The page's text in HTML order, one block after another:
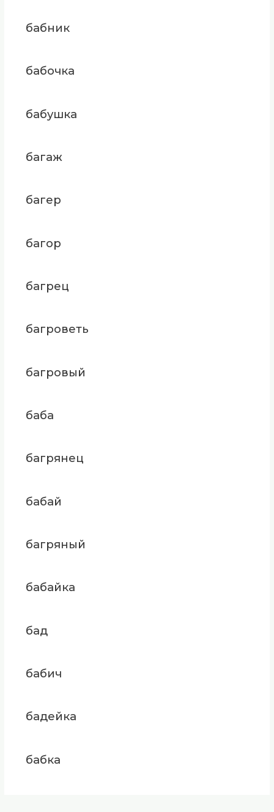
бабник
бабочка
бабушка
багаж
багер
багор
багрец
багроветь
багровый
баба
багрянец
бабай
багряный
бабайка
бад
бабич
бадейка
бабка